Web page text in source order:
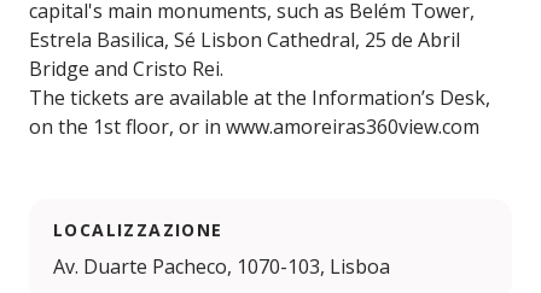
capital's main monuments, such as Belém Tower,
Estrela Basilica, Sé Lisbon Cathedral, 25 de Abril
Bridge and Cristo Rei.
The tickets are available at the Information’s Desk,
on the 1st floor, or in www.amoreiras360view.com
LOCALIZZAZIONE
Av. Duarte Pacheco, 1070-103, Lisboa